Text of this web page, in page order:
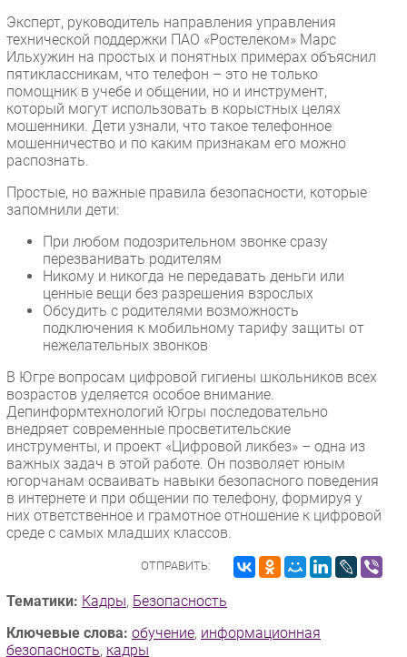
Здоровье
РАЗДЕЛЫ
Новости
Аналитика
Мероприятия
IT класс
Тестовый стенд
Каталог компаний
Эксперт, руководитель направления управления
технической поддержки ПАО «Ростелеком» Марс
Ильхужин на простых и понятных примерах объяснил
пятиклассникам, что телефон – это не только
помощник в учебе и общении, но и инструмент,
который могут использовать в корыстных целях
мошенники. Дети узнали, что такое телефонное
мошенничество и по каким признакам его можно
распознать.
Простые, но важные правила безопасности, которые
запомнили дети:
При любом подозрительном звонке сразу
перезванивать родителям
Никому и никогда не передавать деньги или
ценные вещи без разрешения взрослых
Обсудить с родителями возможность
подключения к мобильному тарифу защиты от
нежелательных звонков
В Югре вопросам цифровой гигиены школьников всех
возрастов уделяется особое внимание.
Депинформтехнологий Югры последовательно
внедряет современные просветительские
инструменты, и проект «Цифровой ликбез» – одна из
важных задач в этой работе. Он позволяет юным
югорчанам осваивать навыки безопасного поведения
в интернете и при общении по телефону, формируя у
них ответственное и грамотное отношение к цифровой
среде с самых младших классов.
ОТПРАВИТЬ:
Тематики: Кадры, Безопасность
Ключевые слова: обучение, информационная
безопасность, кадры